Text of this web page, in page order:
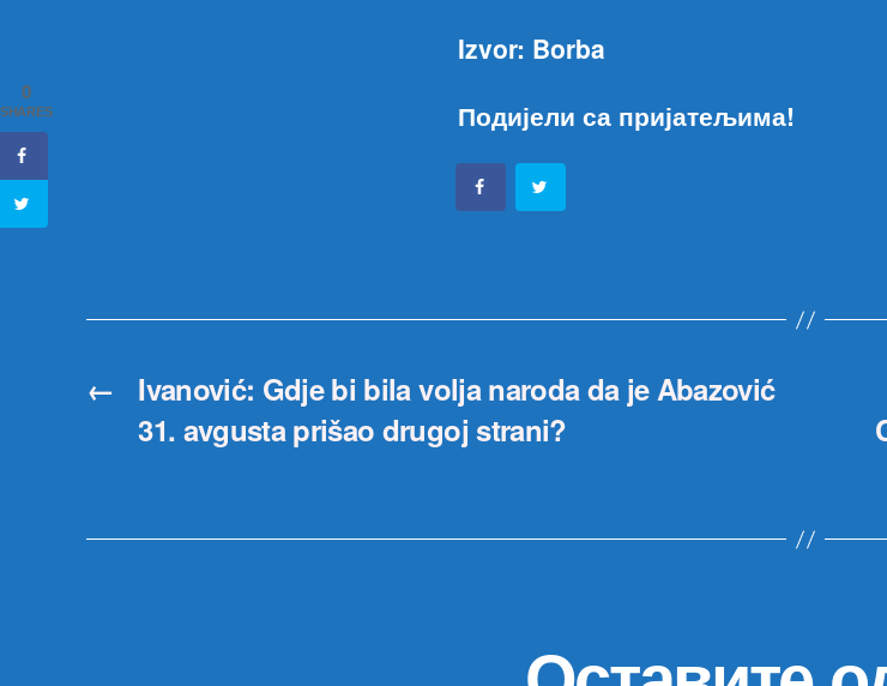
Izvor: Borba
Подијели са пријатељима!
←
Ivanović: Gdje bi bila volja naroda da je Abazović
31. avgusta prišao drugoj strani?
0
SHARES